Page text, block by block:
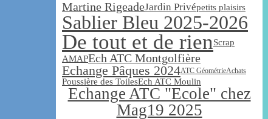
Martine RigeadeJardin Privépetits plaisirs
Sablier Bleu 2025-2026
De tout et de rienScrap
AMAPEch ATC Montgolfière
Echange Pâques 2024ATC GéométrieAchats
Poussière des ToilesEch ATC Moulin
Echange ATC "Ecole" chez
Mag19 2025